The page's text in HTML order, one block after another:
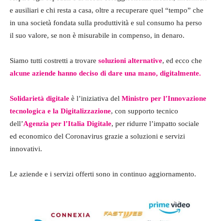
e ausiliari e chi resta a casa, oltre a recuperare quel “tempo” che
in una società fondata sulla produttività e sul consumo ha perso
il suo valore, se non è misurabile in compenso, in denaro.
Siamo tutti costretti a trovare soluzioni alternative, ed ecco che
alcune aziende hanno deciso di dare una mano, digitalmente.
Solidarietà digitale è l’iniziativa del Ministro per l’Innovazione
tecnologica e la Digitalizzazione, con supporto tecnico
dell’Agenzia per l’Italia Digitale, per ridurre l’impatto sociale
ed economico del Coronavirus grazie a soluzioni e servizi
innovativi.
Le aziende e i servizi offerti sono in continuo aggiornamento.